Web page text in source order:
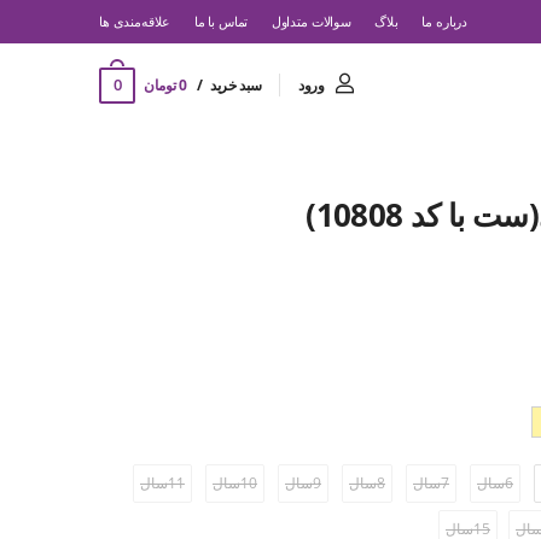
درباره ما بلاگ سوالات متداول تماس با ما ‌علاقه‌مندی ها
ورود سبد خرید 0 تومان 0
کد 10808)
6سال 7سال 8سال 9سال 10سال 11سال
15سال